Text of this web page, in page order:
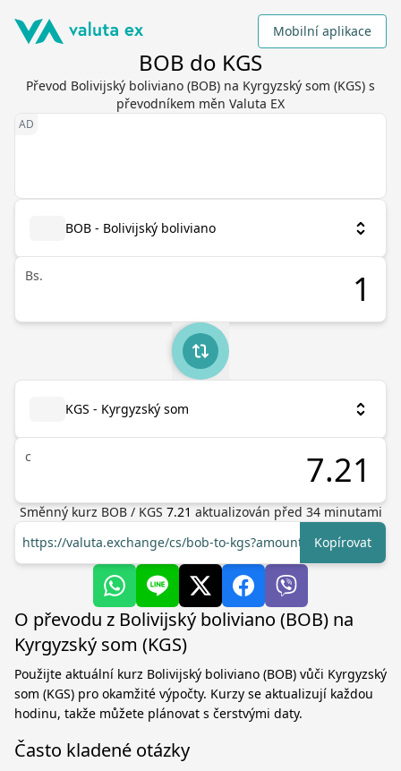
Mobilní aplikace
BOB do KGS
Převod Bolivijský boliviano (BOB) na Kyrgyzský som (KGS) s
převodníkem měn Valuta EX
BOB - Bolivijský boliviano
Bs.
KGS - Kyrgyzský som
с
Směnný kurz BOB/ KGS 7.21 aktualizován před 34minutami
https://valuta.exchange/cs/bob-to-kgs?amount=1Kopírovat
O převodu z Bolivijský boliviano (BOB) na
Kyrgyzský som (KGS)
Použijte aktuální kurz Bolivijský boliviano (BOB) vůči Kyrgyzský
som (KGS) pro okamžité výpočty. Kurzy se aktualizují každou
hodinu, takže můžete plánovat s čerstvými daty.
Často kladené otázky